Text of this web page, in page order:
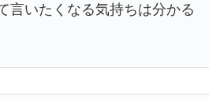
言いたくなる気持ちは分かる